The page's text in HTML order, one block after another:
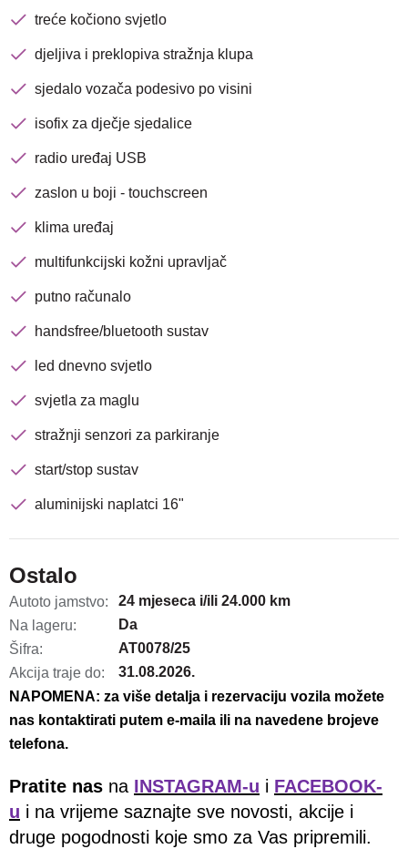
treće kočiono svjetlo
djeljiva i preklopiva stražnja klupa
sjedalo vozača podesivo po visini
isofix za dječje sjedalice
radio uređaj USB
zaslon u boji - touchscreen
klima uređaj
multifunkcijski kožni upravljač
putno računalo
handsfree/bluetooth sustav
led dnevno svjetlo
svjetla za maglu
stražnji senzori za parkiranje
start/stop sustav
aluminijski naplatci 16"
Ostalo
Autoto jamstvo:
24 mjeseca i/ili 24.000 km
Na lageru:
Da
Šifra:
AT0078/25
Akcija traje do:
31.08.2026.
NAPOMENA: za više detalja i rezervaciju vozila možete
nas kontaktirati putem e-maila ili na navedene brojeve
telefona.
Pratite nas na INSTAGRAM-u i FACEBOOK-
u i na vrijeme saznajte sve novosti, akcije i
druge pogodnosti koje smo za Vas pripremili.
Brza pretraga
Traži